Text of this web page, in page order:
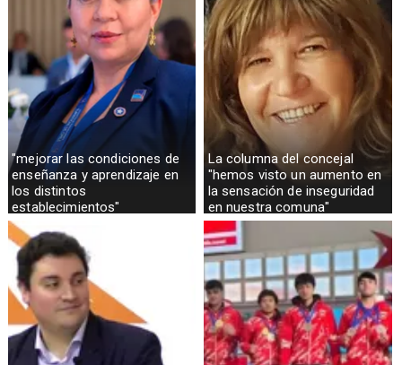
"mejorar las condiciones de
enseñanza y aprendizaje en
los distintos
establecimientos"
La columna del concejal
"hemos visto un aumento en
la sensación de inseguridad
en nuestra comuna"